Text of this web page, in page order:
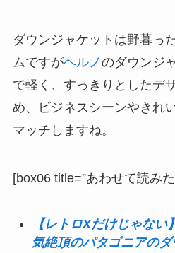
ダウンジャケットは野暮っ
ムですがヘルノのダウンジ
で軽く、すっきりとしたデ
め、ビジネスシーンやきれ
マッチしますね。
[box06 title=”あわせて読みた
【レトロXだけじゃな
気絶頂のパタゴニアの